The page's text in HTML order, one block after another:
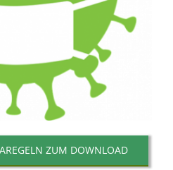
ZUM DOWNLOAD